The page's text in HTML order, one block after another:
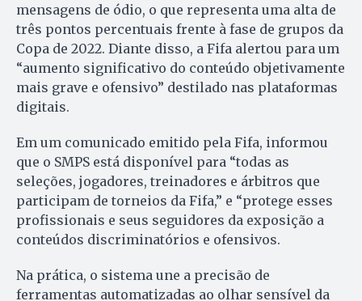
mensagens de ódio, o que representa uma alta de
três pontos percentuais frente à fase de grupos da
Copa de 2022. Diante disso, a Fifa alertou para um
“aumento significativo do conteúdo objetivamente
mais grave e ofensivo” destilado nas plataformas
digitais.
Em um comunicado emitido pela Fifa, informou
que o SMPS está disponível para “todas as
seleções, jogadores, treinadores e árbitros que
participam de torneios da Fifa,” e “protege esses
profissionais e seus seguidores da exposição a
conteúdos discriminatórios e ofensivos.
Na prática, o sistema une a precisão de
ferramentas automatizadas ao olhar sensível da